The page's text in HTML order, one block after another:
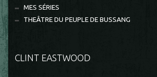
MES SÉRIES
THEÂTRE DU PEUPLE DE BUSSANG
CLINT EASTWOOD